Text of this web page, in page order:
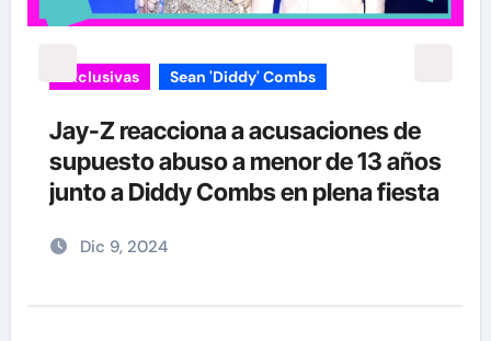
Exclusivas Silvia Pinal
Enrique Guzmán visita a Silvia Pinal
en el hospital: “Le gusta tanto la
vida que no se quiere ir”
Nov 28, 2024